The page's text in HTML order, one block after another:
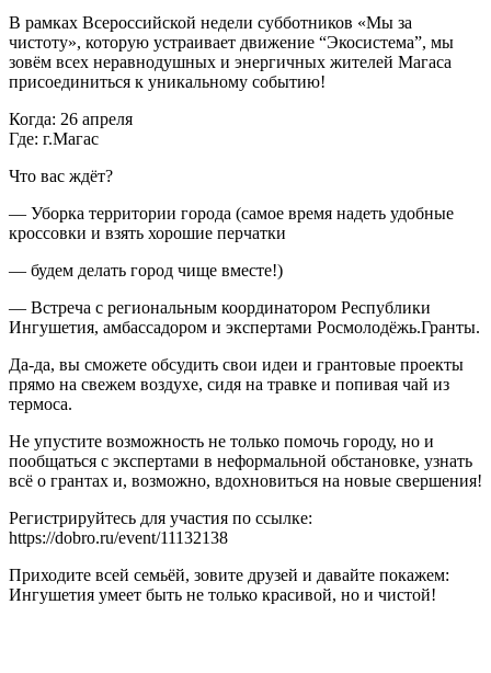
В рамках Всероссийской недели субботников «Мы за
чистоту», которую устраивает движение “Экосистема”, мы
зовём всех неравнодушных и энергичных жителей Магаса
присоединиться к уникальному событию!
Когда: 26 апреля
Где: г.Магас
Что вас ждёт?
— Уборка территории города (самое время надеть удобные
кроссовки и взять хорошие перчатки
— будем делать город чище вместе!)
— Встреча с региональным координатором Республики
Ингушетия, амбассадором и экспертами Росмолодёжь.Гранты.
Да-да, вы сможете обсудить свои идеи и грантовые проекты
прямо на свежем воздухе, сидя на травке и попивая чай из
термоса.
Не упустите возможность не только помочь городу, но и
пообщаться с экспертами в неформальной обстановке, узнать
всё о грантах и, возможно, вдохновиться на новые свершения!
Регистрируйтесь для участия по ссылке:
https://dobro.ru/event/11132138
Приходите всей семьёй, зовите друзей и давайте покажем:
Ингушетия умеет быть не только красивой, но и чистой!